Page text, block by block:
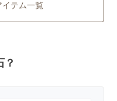
イテム一覧
？